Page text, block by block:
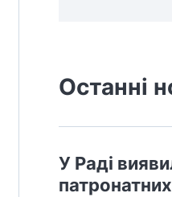
Останні
У Раді